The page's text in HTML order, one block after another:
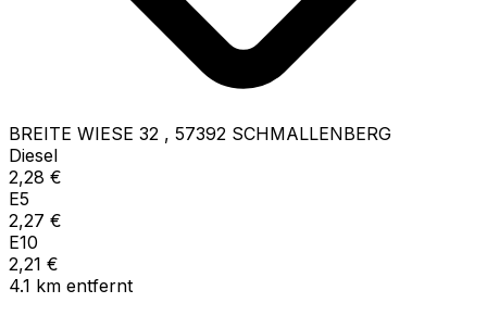
BREITE WIESE 32 , 57392 SCHMALLENBERG
Diesel
2,28 €
E5
2,27 €
E10
2,21 €
4.1 km entfernt